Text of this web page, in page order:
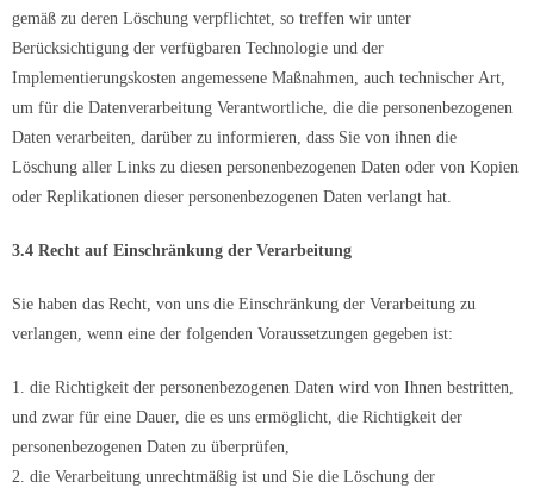
gemäß zu deren Löschung verpflichtet, so treffen wir unter
Berücksichtigung der verfügbaren Technologie und der
Implementierungskosten angemessene Maßnahmen, auch technischer Art,
um für die Datenverarbeitung Verantwortliche, die die personenbezogenen
Daten verarbeiten, darüber zu informieren, dass Sie von ihnen die
Löschung aller Links zu diesen personenbezogenen Daten oder von Kopien
oder Replikationen dieser personenbezogenen Daten verlangt hat.
3.4 Recht auf Einschränkung der Verarbeitung
Sie haben das Recht, von uns die Einschränkung der Verarbeitung zu
verlangen, wenn eine der folgenden Voraussetzungen gegeben ist:
1. die Richtigkeit der personenbezogenen Daten wird von Ihnen bestritten,
und zwar für eine Dauer, die es uns ermöglicht, die Richtigkeit der
personenbezogenen Daten zu überprüfen,
2. die Verarbeitung unrechtmäßig ist und Sie die Löschung der